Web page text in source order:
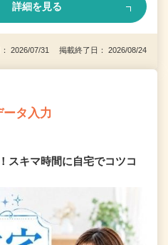
詳細を見る
： 2026/07/31 掲載終了日： 2026/08/24
タ入力
スキマ時間に自宅でコツコ